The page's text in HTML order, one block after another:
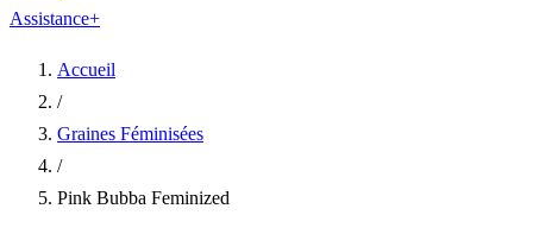
Assistance+
Accueil
/
Graines Féminisées
/
Pink Bubba Feminized